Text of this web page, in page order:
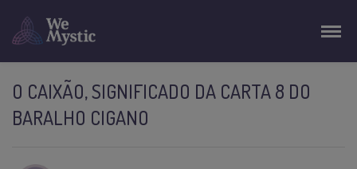
O CAIXÃO, SIGNIFICADO DA CARTA 8 DO
BARALHO CIGANO